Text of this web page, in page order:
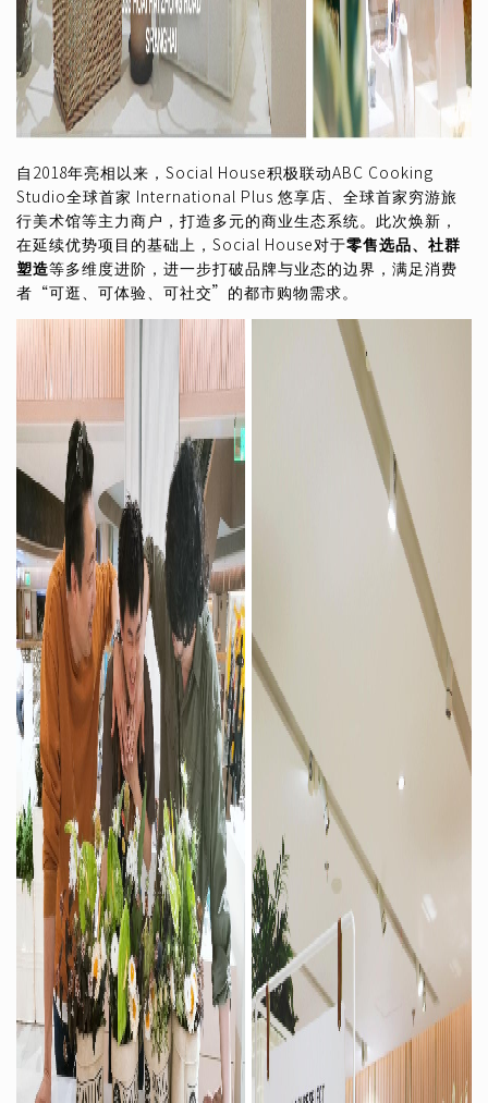
自2018年亮相以来，Social House积极联动ABC Cooking
Studio全球首家 International Plus 悠享店、全球首家穷游旅
行美术馆等主力商户，打造多元的商业生态系统。此次焕新，
在延续优势项目的基础上，Social House对于零售选品、社群
塑造等多维度进阶，进一步打破品牌与业态的边界，满足消费
者“可逛、可体验、可社交”的都市购物需求。